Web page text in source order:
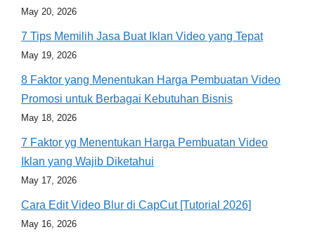
May 20, 2026
7 Tips Memilih Jasa Buat Iklan Video yang Tepat
May 19, 2026
8 Faktor yang Menentukan Harga Pembuatan Video
Promosi untuk Berbagai Kebutuhan Bisnis
May 18, 2026
7 Faktor yg Menentukan Harga Pembuatan Video
Iklan yang Wajib Diketahui
May 17, 2026
Cara Edit Video Blur di CapCut [Tutorial 2026]
May 16, 2026